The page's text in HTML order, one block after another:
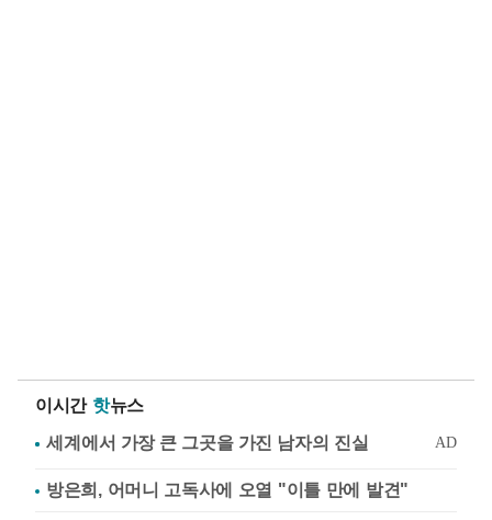
이시간 핫뉴스
방은희, 어머니 고독사에 오열 "이틀 만에 발견"